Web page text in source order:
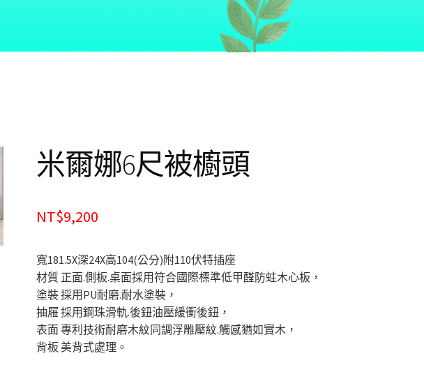
米爾娜6尺被櫥頭
NT$9,200
寬181.5X深24X高104(公分)附110伏特插座
材質 正面.側板.桌面採用符合國際標準低甲醛防蛀木心板，
塗裝 採用PU耐磨.耐水塗裝，
抽屜 採用鋼珠滑軌.後鈕油壓緩衝後鈕，
表面 專利技術耐磨木紋同調浮雕壓紋.觸感猶如實木，
背板 美背式處理。